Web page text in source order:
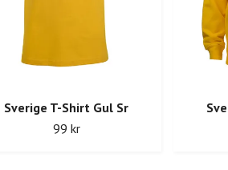
Sverige T-Shirt Gul Sr
99 kr